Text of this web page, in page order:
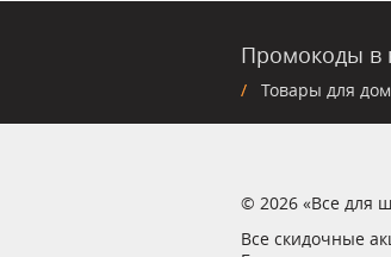
Промокоды в
Товары для
© 2026 «Все для
Все скидочные